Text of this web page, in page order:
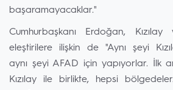
başaramayacaklar."
Cumhurbaşkanı Erdoğan,
eleştirilere ilişkin de "Aynı şeyi
aynı şeyi AFAD için yapıyorlar. İlk
Kızılay ile birlikte, hepsi